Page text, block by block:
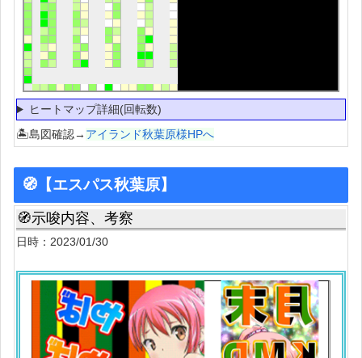
ヒートマップ詳細(回転数)
🏝島図確認→ アイランド秋葉原様HPへ
🧭【エスパス秋葉原】
🧭示唆内容、考察
日時：2023/01/30